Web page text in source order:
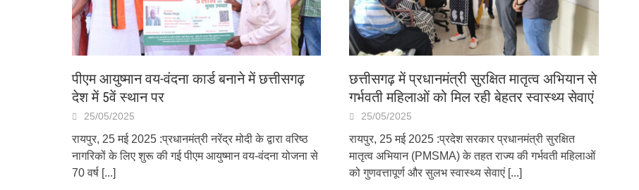
पीएम आयुष्मान वय-वंदना कार्ड बनाने में छत्तीसगढ़
देश में 5वें स्थान पर
25/05/2025
रायपुर, 25 मई 2025 :प्रधानमंत्री नरेंद्र मोदी के द्वारा वरिष्ठ
नागरिकों के लिए शुरू की गई पीएम आयुष्मान वय-वंदना योजना से
70 वर्ष [...]
छत्तीसगढ़ में प्रधानमंत्री सुरक्षित मातृत्व अभियान से
गर्भवती महिलाओं को मिल रही बेहतर स्वास्थ्य सेवाएं
25/05/2025
रायपुर, 25 मई 2025 :प्रदेश सरकार प्रधानमंत्री सुरक्षित
मातृत्व अभियान (PMSMA) के तहत राज्य की गर्भवती महिलाओं
को गुणवत्तापूर्ण और सुलभ स्वास्थ्य सेवाएं [...]